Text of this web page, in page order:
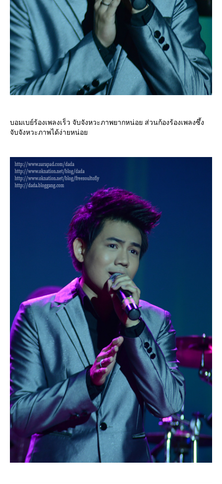
บอมเบย์ร้องเพลงเร็ว จับจังหวะภาพยากหน่อย ส่วนก้องร้องเพลงซึ้ง
จับจังหวะภาพได้ง่ายหน่อ